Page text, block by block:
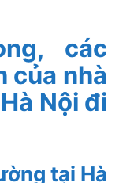
các
của nhà
Nội đi
tại Hà